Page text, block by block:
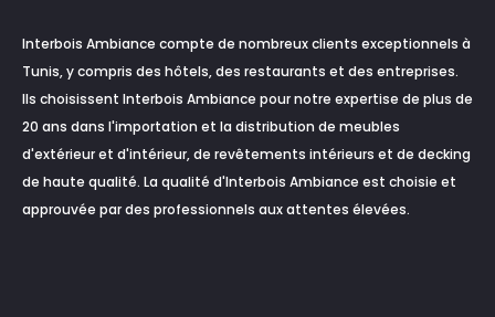
Interbois Ambiance compte de nombreux clients exceptionnels à
Tunis, y compris des hôtels, des restaurants et des entreprises.
Ils choisissent Interbois Ambiance pour notre expertise de plus de
20 ans dans l'importation et la distribution de meubles
d'extérieur et d'intérieur, de revêtements intérieurs et de decking
de haute qualité. La qualité d'Interbois Ambiance est choisie et
approuvée par des professionnels aux attentes élevées.